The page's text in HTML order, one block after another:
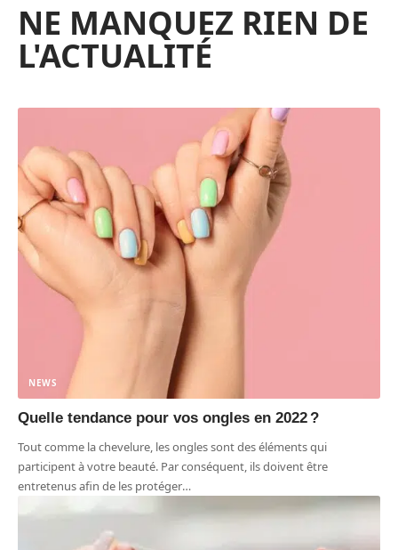
NE MANQUEZ RIEN DE
L'ACTUALITÉ
NEWS
Quelle tendance pour vos ongles en 2022 ?
Tout comme la chevelure, les ongles sont des éléments qui
participent à votre beauté. Par conséquent, ils doivent être
entretenus afin de les protéger…